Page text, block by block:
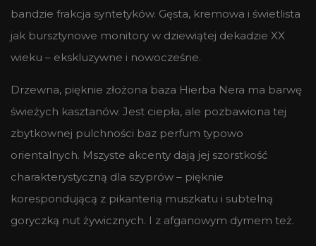
bandzie frakcja syntetyków. Gęsta, kremowa i świetlista
jak bursztynowe monitory w dziewiątej dekadzie XX
wieku – ekskluzywne i nowocześne.
Drzewna, pięknie złożona baza Hierba Nera ma barwę
świeżych kasztanów. Jest ciepła, ale pozbawiona tej
zbytkownej pulchności baz perfum typowo
orientalnych. Mszyste akcenty dają jej szorstkość
charakterystyczną dla szyprów – pięknie
korespondującą z pikanterią muszkatu i subtelną
goryczką nut żywicznych. I z afganowym dymem też.